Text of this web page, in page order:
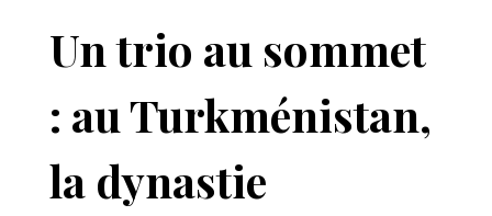
Un trio au sommet
: au Turkménistan,
la dynastie